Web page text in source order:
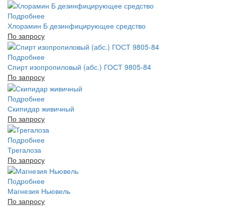
Подробнее
Хлорамин Б дезинфицирующее средство
По запросу
Подробнее
Спирт изопропиловый (абс.) ГОСТ 9805-84
По запросу
Подробнее
Скипидар живичный
По запросу
Подробнее
Трегалоза
По запросу
Подробнее
Магнезия Ньювель
По запросу